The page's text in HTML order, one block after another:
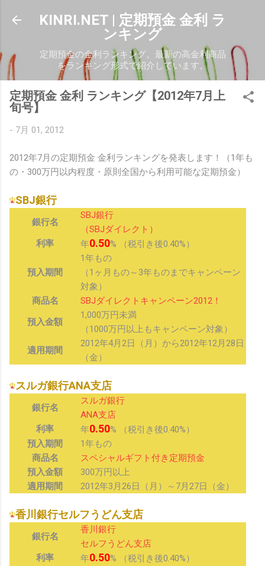
スキップしてメイン コンテンツに移動
KINRI.NET | 定期預金 金利 ラ
ンキング
定期預金の金利ランキング。最新の高金利商品
をランキング形式で紹介しています。
定期預金 金利 ランキング【2012年7月上
旬号】
- 7月 01, 2012
2012年7月の定期預金 金利ランキングを発表します！（1年も
の・300万円以内程度・原則全国から利用可能な定期預金）
SBJ銀行
銀行名
SBJ銀行
（SBJダイレクト）
利率
年0.50% （税引き後0.40%）
預入期間
1年もの
（1ヶ月もの～3年ものまでキャンペーン
対象）
商品名
SBJダイレクトキャンペーン2012！
預入金額
1,000万円未満
（1000万円以上もキャンペーン対象）
適用期間
2012年4月2日（月）から2012年12月28日
（金）
スルガ銀行ANA支店
銀行名
スルガ銀行
ANA支店
利率
年0.50% （税引き後0.40%）
預入期間
1年もの
商品名
スペシャルギフト付き定期預金
預入金額
300万円以上
適用期間
2012年3月26日（月）～7月27日（金）
香川銀行セルフうどん支店
銀行名
香川銀行
セルフうどん支店
利率
年0.50% （税引き後0.40%）